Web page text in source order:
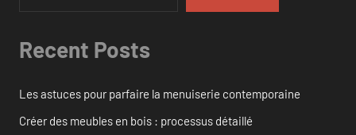
Recent Posts
Les astuces pour parfaire la menuiserie contemporaine
Créer des meubles en bois : processus détaillé